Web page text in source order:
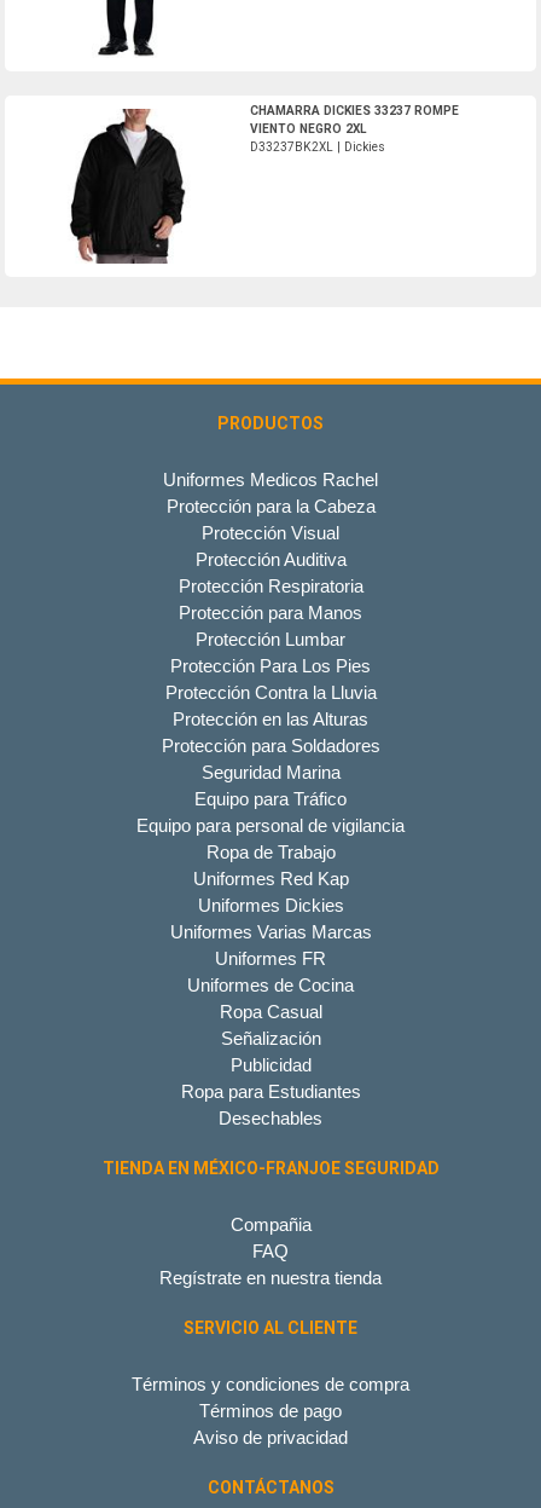
CHAMARRA DICKIES 33237 ROMPE
VIENTO NEGRO 2XL
D33237BK2XL | Dickies
PRODUCTOS
Uniformes Medicos Rachel
Protección para la Cabeza
Protección Visual
Protección Auditiva
Protección Respiratoria
Protección para Manos
Protección Lumbar
Protección Para Los Pies
Protección Contra la Lluvia
Protección en las Alturas
Protección para Soldadores
Seguridad Marina
Equipo para Tráfico
Equipo para personal de vigilancia
Ropa de Trabajo
Uniformes Red Kap
Uniformes Dickies
Uniformes Varias Marcas
Uniformes FR
Uniformes de Cocina
Ropa Casual
Señalización
Publicidad
Ropa para Estudiantes
Desechables
TIENDA EN MÉXICO-FRANJOE SEGURIDAD
Compañia
FAQ
Regístrate en nuestra tienda
SERVICIO AL CLIENTE
Términos y condiciones de compra
Términos de pago
Aviso de privacidad
CONTÁCTANOS